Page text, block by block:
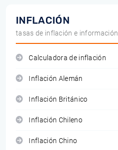
INFLACIÓN
tasas de inflación e información
Calculadora de inflación
Inflación Alemán
Inflación Británico
Inflación Chileno
Inflación Chino